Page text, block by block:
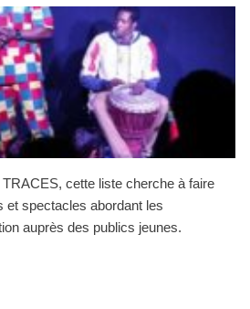
cette liste cherche à faire
et spectacles abordant les
auprès des publics jeunes.